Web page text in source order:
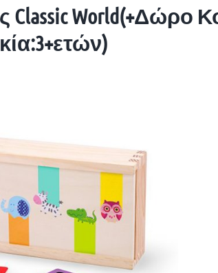
World(+Δώρο